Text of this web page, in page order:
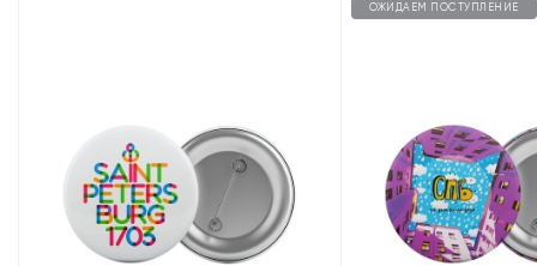
ОЖИДАЕМ ПОСТУПЛЕНИЕ